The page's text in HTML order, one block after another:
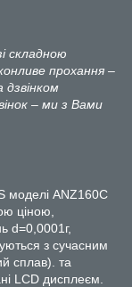
складною
прохання –
– ми з Вами
моделі ANZ160С
ціною,
d=0,0001г,
з сучасним
сплав). та
LCD дисплеєм.